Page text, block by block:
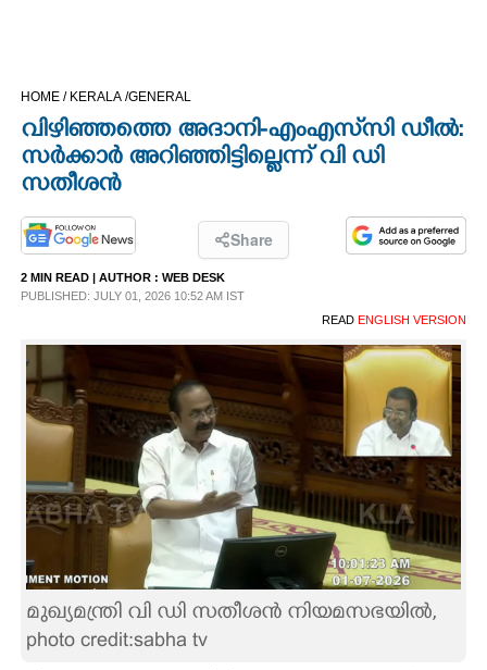
CINEMA
OPINION
PHOTOS
LIFESTYLE
SPIRITUAL
INFO+
ART
CARTOONS
HOME / KERALA /GENERAL
വിഴിഞ്ഞത്തെ അദാനി-എംഎസ്‌സി ഡീൽ:
സർക്കാർ അറിഞ്ഞിട്ടില്ലെന്ന് വി ഡി
സതീശൻ
Share
2 MIN READ | AUTHOR : WEB DESK
PUBLISHED: JULY 01, 2026 10:52 AM IST
READ ENGLISH VERSION
മുഖ്യമന്ത്രി വി ഡി സതീശൻ നിയമസഭയിൽ,
photo credit:sabha tv